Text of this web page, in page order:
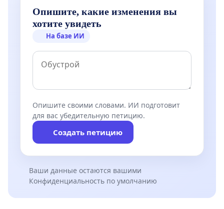
Опишите, какие изменения вы
хотите увидеть
На базе ИИ
Опишите своими словами. ИИ подготовит
для вас убедительную петицию.
Создать петицию
Ваши данные остаются вашими
Конфиденциальность по умолчанию